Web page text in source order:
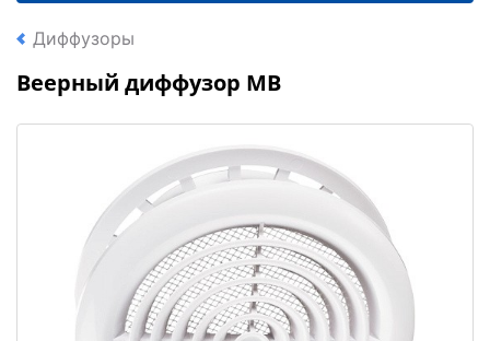
Диффузоры
Веерный диффузор МВ